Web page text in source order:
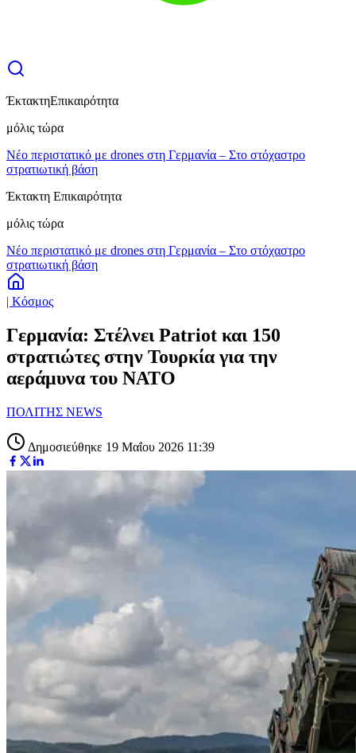
ΈκτακτηΕπικαιρότητα
μόλις τώρα
Νέο περιστατικό με drones στη Γερμανία – Στο στόχαστρο
στρατιωτική βάση
Έκτακτη Επικαιρότητα
μόλις τώρα
Νέο περιστατικό με drones στη Γερμανία – Στο στόχαστρο
στρατιωτική βάση
| Κόσμος
Γερμανία: Στέλνει Patriot και 150
στρατιώτες στην Τουρκία για την
αεράμυνα του ΝΑΤΟ
ΠΟΛΙΤΗΣ NEWS
Δημοσιεύθηκε 19 Μαΐου 2026 11:39